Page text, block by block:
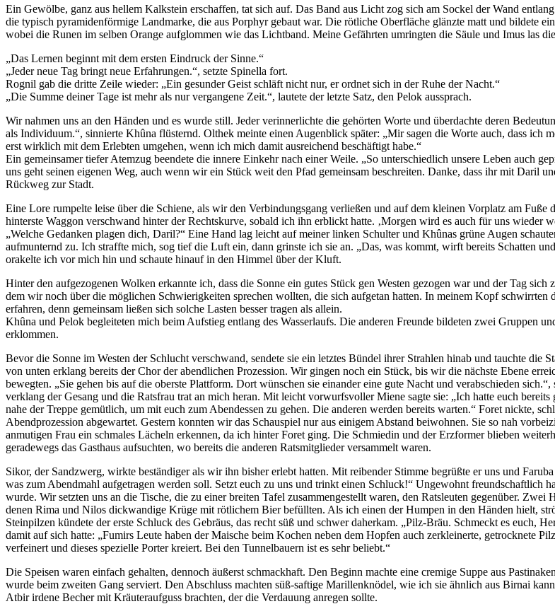
Ein Gewölbe, ganz aus hellem Kalkstein erschaffen, tat sich auf. Das Band aus Licht zog sich am Sockel der Wand
die typisch pyramidenförmige Landmarke, die aus Porphyr gebaut war. Die rötliche Oberfläche glänzte matt und bildete
wobei die Runen im selben Orange aufglommen wie das Lichtband. Meine Gefährten umringten die Säule und Imus las
„Das Lernen beginnt mit dem ersten Eindruck der Sinne.“
„Jeder neue Tag bringt neue Erfahrungen.“, setzte Spinella fort.
Rognil gab die dritte Zeile wieder: „Ein gesunder Geist schläft nicht nur, er ordnet sich in der Ruhe der Nacht.“
„Die Summe deiner Tage ist mehr als nur vergangene Zeit.“, lautete der letzte Satz, den Pelok aussprach.
Wir nahmen uns an den Händen und es wurde still. Jeder verinnerlichte die gehörten Worte und überdachte deren
als Individuum.“, sinnierte Khûna flüsternd. Olthek meinte einen Augenblick später: „Mir sagen die Worte auch, dass
erst wirklich mit dem Erlebten umgehen, wenn ich mich damit ausreichend beschäftigt habe.“
Ein gemeinsamer tiefer Atemzug beendete die innere Einkehr nach einer Weile. „So unterschiedlich unsere Leben auch
uns geht seinen eigenen Weg, auch wenn wir ein Stück weit den Pfad gemeinsam beschreiten. Danke, dass ihr mit Daril
Rückweg zur Stadt.
Eine Lore rumpelte leise über die Schiene, als wir den Verbindungsgang verließen und auf dem kleinen Vorplatz am Fuße
hinterste Waggon verschwand hinter der Rechtskurve, sobald ich ihn erblickt hatte. ‚Morgen wird es auch für uns wieder
„Welche Gedanken plagen dich, Daril?“ Eine Hand lag leicht auf meiner linken Schulter und Khûnas grüne Augen
aufmunternd zu. Ich straffte mich, sog tief die Luft ein, dann grinste ich sie an. „Das, was kommt, wirft bereits Schatten
orakelte ich vor mich hin und schaute hinauf in den Himmel über der Kluft.
Hinter den aufgezogenen Wolken erkannte ich, dass die Sonne ein gutes Stück gen Westen gezogen war und der Tag
dem wir noch über die möglichen Schwierigkeiten sprechen wollten, die sich aufgetan hatten. In meinem Kopf
erfahren, denn gemeinsam ließen sich solche Lasten besser tragen als allein.
Khûna und Pelok begleiteten mich beim Aufstieg entlang des Wasserlaufs. Die anderen Freunde bildeten zwei Gruppen
erklommen.
Bevor die Sonne im Westen der Schlucht verschwand, sendete sie ein letztes Bündel ihrer Strahlen hinab und tauchte die
von unten erklang bereits der Chor der abendlichen Prozession. Wir gingen noch ein Stück, bis wir die nächste Ebene
bewegten. „Sie gehen bis auf die oberste Plattform. Dort wünschen sie einander eine gute Nacht und verabschieden
verklang der Gesang und die Ratsfrau trat an mich heran. Mit leicht vorwurfsvoller Miene sagte sie: „Ich hatte euch
nahe der Treppe gemütlich, um mit euch zum Abendessen zu gehen. Die anderen werden bereits warten.“ Foret nickte,
Abendprozession abgewartet. Gestern konnten wir das Schauspiel nur aus einigem Abstand beiwohnen. Sie so nah
anmutigen Frau ein schmales Lächeln erkennen, da ich hinter Foret ging. Die Schmiedin und der Erzformer blieben
geradewegs das Gasthaus aufsuchten, wo bereits die anderen Ratsmitglieder versammelt waren.
Sikor, der Sandzwerg, wirkte beständiger als wir ihn bisher erlebt hatten. Mit reibender Stimme begrüßte er uns und
was zum Abendmahl aufgetragen werden soll. Setzt euch zu uns und trinkt einen Schluck!“ Ungewohnt freundschaftlich
wurde. Wir setzten uns an die Tische, die zu einer breiten Tafel zusammengestellt waren, den Ratsleuten gegenüber.
denen Rima und Nilos dickwandige Krüge mit rötlichem Bier befüllten. Als ich einen der Humpen in den Händen hielt,
Steinpilzen kündete der erste Schluck des Gebräus, das recht süß und schwer daherkam. „Pilz-Bräu. Schmeckt es
damit auf sich hatte: „Fumirs Leute haben der Maische beim Kochen neben dem Hopfen auch zerkleinerte, getrocknete
verfeinert und dieses spezielle Porter kreiert. Bei den Tunnelbauern ist es sehr beliebt.“
Die Speisen waren einfach gehalten, dennoch äußerst schmackhaft. Den Beginn machte eine cremige Suppe aus
wurde beim zweiten Gang serviert. Den Abschluss machten süß-saftige Marillenknödel, wie ich sie ähnlich aus Birnai
Atbir irdene Becher mit Kräuteraufguss brachten, der die Verdauung anregen sollte.